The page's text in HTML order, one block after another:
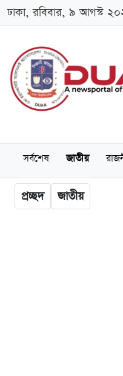
ঢাকা, রবিবার, ৯ আগস্ট
সর্বশেষ জাতীয়
প্রচ্ছদ জাতীয়